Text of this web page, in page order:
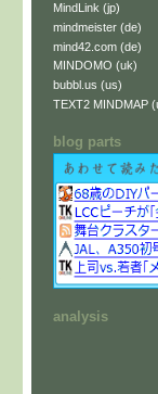
MindLink (jp)
mindmeister (de)
mind42.com (de)
MINDOMO (uk)
bubbl.us (us)
TEXT2 MINDMAP
blog parts
analysis